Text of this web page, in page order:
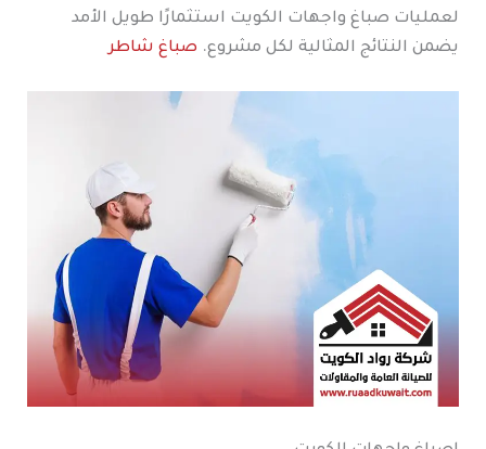
لعمليات صباغ واجهات الكويت استثمارًا طويل الأمد
يضمن النتائج المثالية لكل مشروع. صباغ شاطر